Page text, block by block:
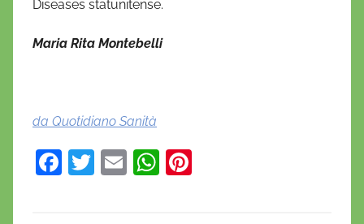
Diseases statunitense.
Maria Rita Montebelli
da Quotidiano Sanità
F
T
E
W